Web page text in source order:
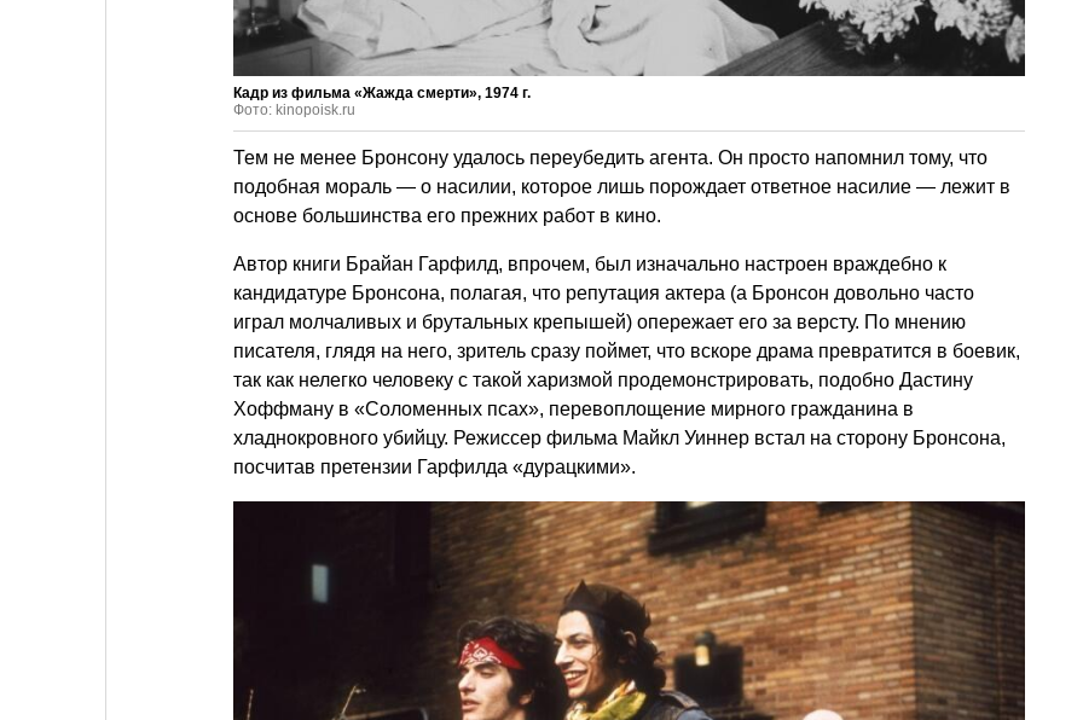
Кадр из фильма «Жажда смерти», 1974 г.
Фото: kinopoisk.ru
Тем не менее Бронсону удалось переубедить агента. Он просто напомнил тому, что
подобная мораль — о насилии, которое лишь порождает ответное насилие — лежит в
основе большинства его прежних работ в кино.
Автор книги Брайан Гарфилд, впрочем, был изначально настроен враждебно к
кандидатуре Бронсона, полагая, что репутация актера (а Бронсон довольно часто
играл молчаливых и брутальных крепышей) опережает его за версту. По мнению
писателя, глядя на него, зритель сразу поймет, что вскоре драма превратится в боевик,
так как нелегко человеку с такой харизмой продемонстрировать, подобно Дастину
Хоффману в «Соломенных псах», перевоплощение мирного гражданина в
хладнокровного убийцу. Режиссер фильма Майкл Уиннер встал на сторону Бронсона,
посчитав претензии Гарфилда «дурацкими».